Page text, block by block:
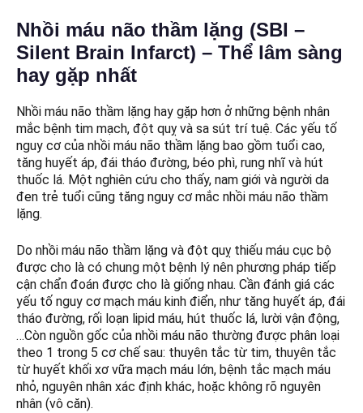
Nhồi máu não thầm lặng (SBI –
Silent Brain Infarct) – Thể lâm sàng
hay gặp nhất
Nhồi máu não thầm lặng hay gặp hơn ở những bệnh nhân
mắc bệnh tim mạch, đột quỵ và sa sút trí tuệ. Các yếu tố
nguy cơ của nhồi máu não thầm lặng bao gồm tuổi cao,
tăng huyết áp, đái tháo đường, béo phì, rung nhĩ và hút
thuốc lá. Một nghiên cứu cho thấy, nam giới và người da
đen trẻ tuổi cũng tăng nguy cơ mắc nhồi máu não thầm
lặng.
Do nhồi máu não thầm lặng và đột quỵ thiếu máu cục bộ
được cho là có chung một bệnh lý nên phương pháp tiếp
cận chẩn đoán được cho là giống nhau. Cần đánh giá các
yếu tố nguy cơ mạch máu kinh điển, như tăng huyết áp, đái
tháo đường, rối loạn lipid máu, hút thuốc lá, lười vận động,
…Còn nguồn gốc của nhồi máu não thường được phân loại
theo 1 trong 5 cơ chế sau: thuyên tắc từ tim, thuyên tắc
từ huyết khối xơ vữa mạch máu lớn, bệnh tắc mạch máu
nhỏ, nguyên nhân xác định khác, hoặc không rõ nguyên
nhân (vô căn).